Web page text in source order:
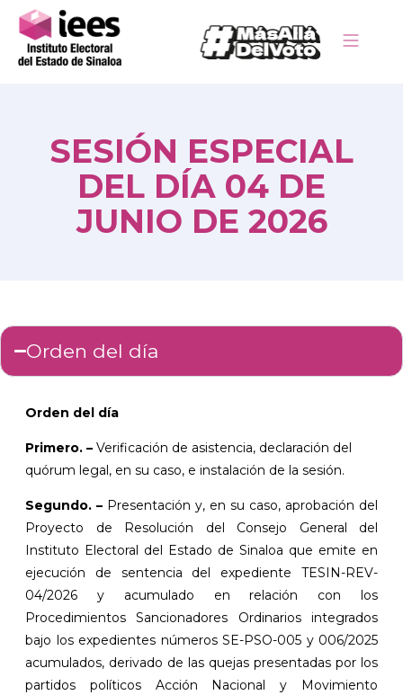
SESIÓN ESPECIAL
DEL DÍA 04 DE
JUNIO DE 2026
Orden del día
Orden del día
Primero. – Verificación de asistencia, declaración del
quórum legal, en su caso, e instalación de la sesión.
Segundo. – Presentación y, en su caso, aprobación del
Proyecto de Resolución del Consejo General del
Instituto Electoral del Estado de Sinaloa que emite en
ejecución de sentencia del expediente TESIN-REV-
04/2026 y acumulado en relación con los
Procedimientos Sancionadores Ordinarios integrados
bajo los expedientes números SE-PSO-005 y 006/2025
acumulados, derivado de las quejas presentadas por los
partidos políticos Acción Nacional y Movimiento